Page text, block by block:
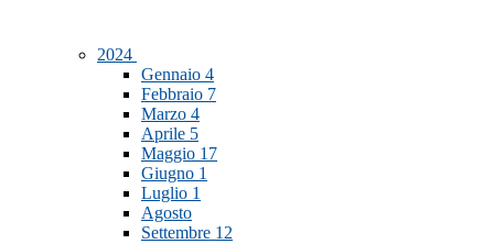
2024
Gennaio 4
Febbraio 7
Marzo 4
Aprile 5
Maggio 17
Giugno 1
Luglio 1
Agosto
Settembre 12